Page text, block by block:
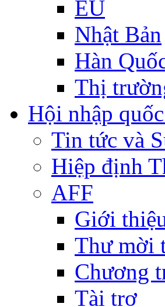
EU
Nhật Bản
Hàn
Thị
Hội nhập
Tin tức và
Hiệp định
AFF
Giới
Thư mời
Chương
Tài trợ